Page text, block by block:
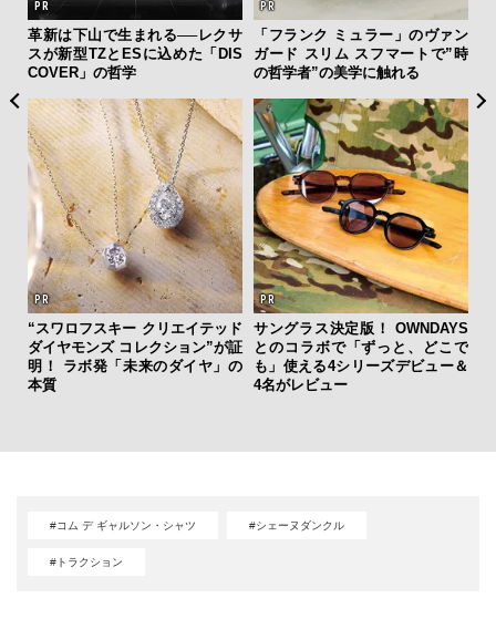
革新は下山で生まれる──レクサ
スが新型TZとESに込めた「DIS
COVER」の哲学
「フランク ミュラー」のヴァン
ガード スリム スフマートで”時
の哲学者”の美学に触れる
“スワロフスキー クリエイテッド
ダイヤモンズ コレクション”が証
明！ ラボ発「未来のダイヤ」の
本質
サングラス決定版！ OWNDAYS
とのコラボで「ずっと、どこで
も」使える4シリーズデビュー＆
4名がレビュー
な
#コム デ ギャルソン・シャツ #シェーヌダンクル
#トラクション